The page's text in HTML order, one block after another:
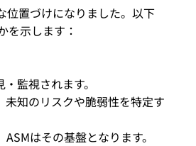
位置づけになりました。以下
を示します：
監視されます。
知のリスクや脆弱性を特定す
はその基盤となります。